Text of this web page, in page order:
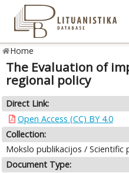
Home
The Evaluation of
regional policy
Direct Link:
Open Access (CC) BY 4.0
Collection:
Mokslo publikacijos / Scientific
Document Type: